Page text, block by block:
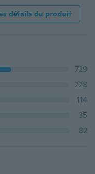
détails du produit
729
228
114
35
82